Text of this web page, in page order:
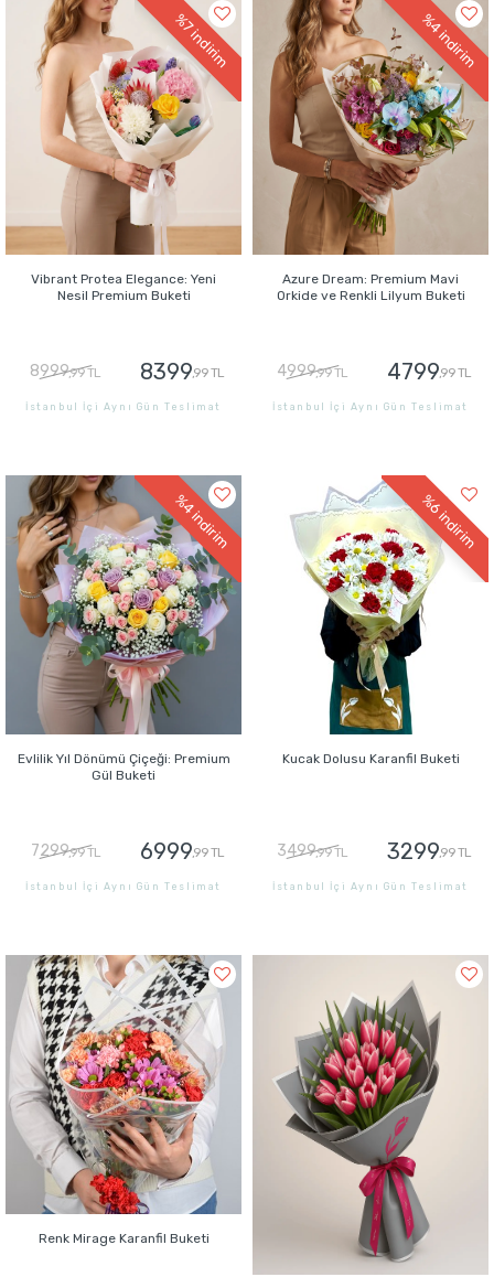
%7
indirim
Vibrant Protea Elegance: Yeni
Nesil Premium Buketi
8999,99 TL 8399,99 TL
İstanbul İçi Aynı Gün Teslimat
%4
indirim
Azure Dream: Premium Mavi
Orkide ve Renkli Lilyum Buketi
4999,99 TL 4799,99 TL
İstanbul İçi Aynı Gün Teslimat
%4
indirim
Evlilik Yıl Dönümü Çiçeği: Premium
Gül Buketi
7299,99 TL 6999,99 TL
İstanbul İçi Aynı Gün Teslimat
%6
indirim
Kucak Dolusu Karanfil Buketi
3499,99 TL 3299,99 TL
İstanbul İçi Aynı Gün Teslimat
Renk Mirage Karanfil Buketi